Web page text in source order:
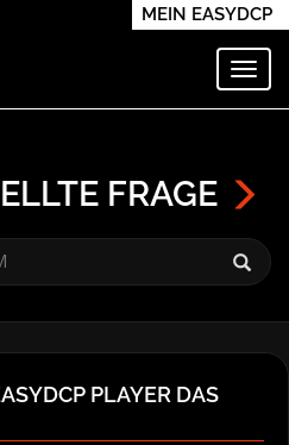
MEIN EASYDCP
FRAGE
PLAYER DAS